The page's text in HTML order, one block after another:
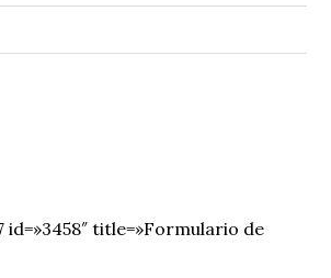
title=»Formulario de